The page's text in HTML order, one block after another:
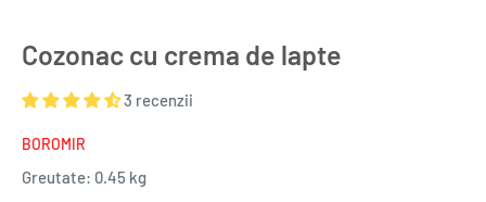
Cozonac cu crema de lapte
3 recenzii
BOROMIR
Greutate: 0.45 kg